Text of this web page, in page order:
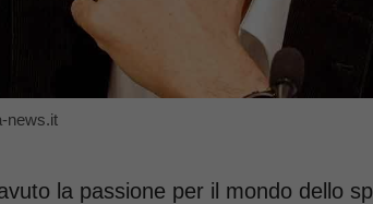
news.it
la passione per il mondo dello